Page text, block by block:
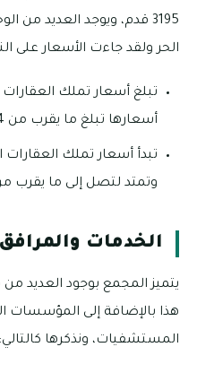
3195 قدم، ويوجد العديد من
الحر ولقد جاءت الأسعار على
تبلغ أسعار تملك
أسعارها تبلغ ما يقرب من 2.4 مليون درهم إماراتي.
وتمتد لتصل إلى ما يقرب من 3.9 مليون درهم
الخدمات
يتميز المجمع بوجود العديد
هذا بالإضافة إلى المؤسسات
المستشفيات، ونذكرها كالتالي: